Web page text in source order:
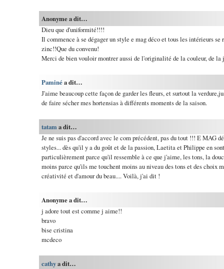
Anonyme a dit…
Dieu que d'uniformité!!!!
Il commence à se dégager un style e mag déco et tous les intérieurs
zinc!!Que du convenu!
Merci de bien vouloir montrer aussi de l'originalité de la couleur, de la
Paminéa dit…
J'aime beaucoup cette façon de garder les fleurs, et surtout la
de faire sécher mes hortensias à différents moments de la saison.
tatam a dit…
Je ne suis pas d'accord avec le com précédent, pas du tout !!! E MAG
styles... dès qu'il y a du goût et de la passion, Laetita et Philippe en
particulièrement parce qu'il ressemble à ce que j'aime, les tons, la
moins parce qu'ils me touchent moins au niveau des tons et des choix
créativité et d'amour du beau.... Voilà, j'ai dit !
Anonyme a dit…
j adore tout est comme j aime!!
bravo
bise cristina
mcdeco
cathya dit…